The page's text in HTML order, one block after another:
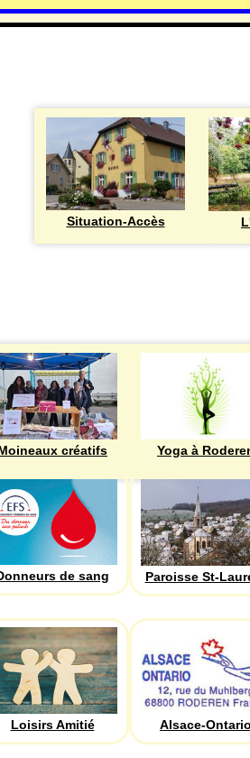
Situation-Accès
créatifs Yoga à
de sang Paroisse St-
Loisirs Amitié Alsace-Ontario